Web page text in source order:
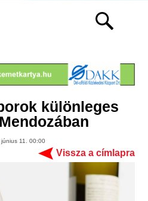
különleges
11. 00:00
Vissza a címlapra